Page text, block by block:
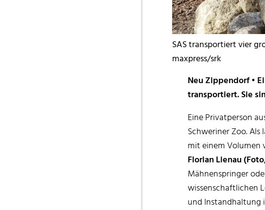
SAS transportiert vier
maxpress/srk
Neu Zippendorf •
transportiert. Sie
Eine Privatperson
Schweriner Zoo.
mit einem Volumen
Florian Lienau
Mähnenspringer
wissenschaftlichen
und Instandhaltung